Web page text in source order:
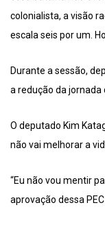
colonialista, a visão
escala seis por um.
Durante a sessão,
a redução da jornada
O deputado Kim
não vai melhorar a
“Eu não vou mentir
aprovação dessa